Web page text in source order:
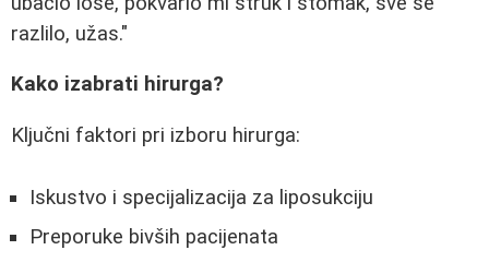
razlilo, užas."
Kako izabrati hirurga?
Ključni faktori pri izboru hirurga:
Iskustvo i specijalizacija za liposukciju
Preporuke bivših pacijenata